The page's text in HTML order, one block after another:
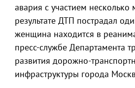
авария с участием
результате ДТП пострадал
женщина находится в
пресс-службе Департамента
развития дорожно-
инфраструктуры города